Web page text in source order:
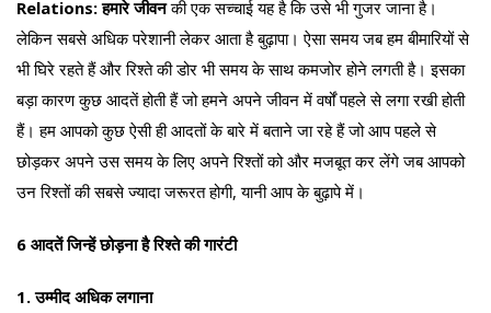
Relations: हमारे जीवनकी एक सच्चाई यह है कि उसे भी गुजर जाना है।
लेकिन सबसे अधिक परेशानी लेकर आता है बुढ़ापा। ऐसा समय जब हम बीमारियों से
भी घिरे रहते हैं और रिश्ते की डोर भी समय के साथ कमजोर होने लगती है। इसका
बड़ा कारण कुछ आदतें होती हैं जो हमने अपने जीवन में वर्षों पहले से लगा रखी होती
हैं। हम आपको कुछ ऐसी ही आदतों के बारे में बताने जा रहे हैं जो आप पहले से
छोड़कर अपने उस समय के लिए अपने रिश्तों को और मजबूत कर लेंगे जब आपको
उन रिश्तों की सबसे ज्यादा जरूरत होगी, यानी आप के बुढ़ापे में।
6 आदतें जिन्हें छोड़ना है रिश्ते की गारंटी
1. उम्मीद अधिक लगाना